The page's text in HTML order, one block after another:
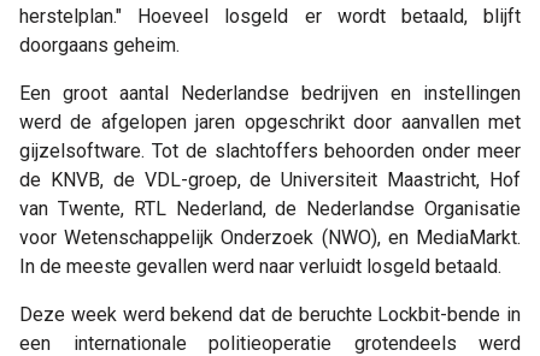
herstelplan." Hoeveel losgeld er wordt betaald, blijft
doorgaans geheim.
Een groot aantal Nederlandse bedrijven en instellingen
werd de afgelopen jaren opgeschrikt door aanvallen met
gijzelsoftware. Tot de slachtoffers behoorden onder meer
de KNVB, de VDL-groep, de Universiteit Maastricht, Hof
van Twente, RTL Nederland, de Nederlandse Organisatie
voor Wetenschappelijk Onderzoek (NWO), en MediaMarkt.
In de meeste gevallen werd naar verluidt losgeld betaald.
Deze week werd bekend dat de beruchte Lockbit-bende in
een internationale politieoperatie grotendeels werd